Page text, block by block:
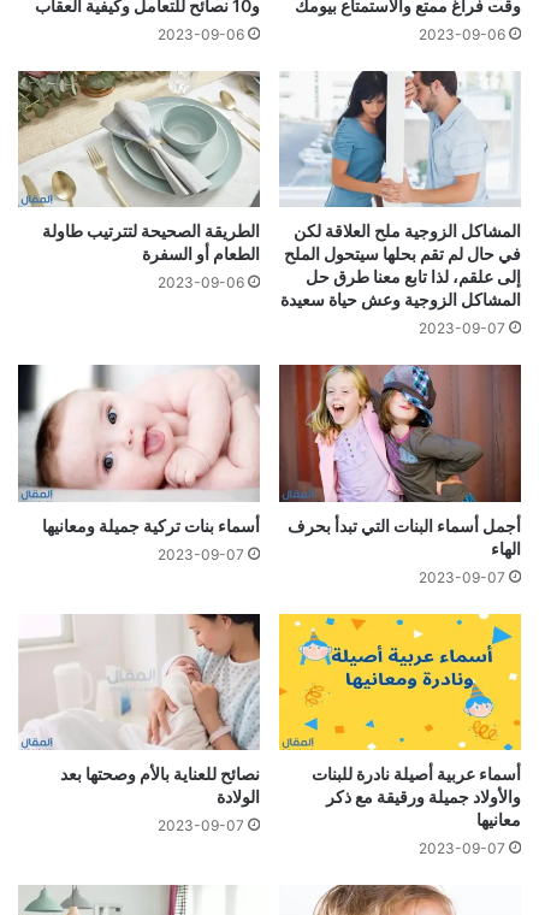
وقت فراغ ممتع والاستمتاع بيومك
2023-09-06
و10 نصائح للتعامل وكيفية العقاب
2023-09-06
المشاكل الزوجية ملح العلاقة لكن
في حال لم تقم بحلها سيتحول الملح
إلى علقم، لذا تابع معنا طرق حل
المشاكل الزوجية وعش حياة سعيدة
2023-09-07
الطريقة الصحيحة لتترتيب طاولة
الطعام أو السفرة
2023-09-06
أجمل أسماء البنات التي تبدأ بحرف
الهاء
2023-09-07
أسماء بنات تركية جميلة ومعانيها
2023-09-07
أسماء عربية أصيلة نادرة للبنات
والأولاد جميلة ورقيقة مع ذكر
معانيها
2023-09-07
نصائح للعناية بالأم وصحتها بعد
الولادة
2023-09-07